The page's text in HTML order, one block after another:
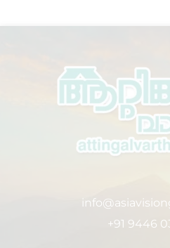
+91 9446